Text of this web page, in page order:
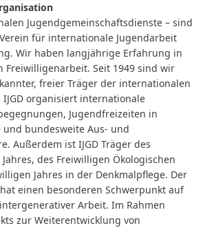
Jugendgemeinschaftsdienste – sind
für internationale Jugendarbeit
Wir haben langjährige Erfahrung in
Freiwilligenarbeit. Seit 1949 sind wir
freier Träger der internationalen
organisiert internationale
Jugendfreizeiten in
und bundesweite Aus- und
Außerdem ist IJGD Träger des
des Freiwilligen Ökologischen
Jahres in der Denkmalpflege. Der
einen besonderen Schwerpunkt auf
Arbeit. Im Rahmen
zur Weiterentwicklung von